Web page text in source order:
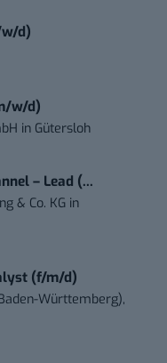
d)
w/d)
in Gütersloh
– Lead (...
& Co. KG in
(f/m/d)
Württemberg),